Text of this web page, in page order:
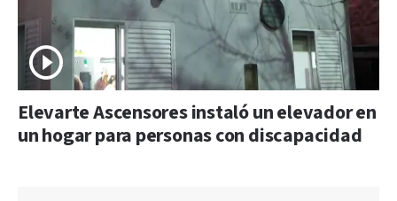
Elevarte Ascensores instaló un elevador en
un hogar para personas con discapacidad